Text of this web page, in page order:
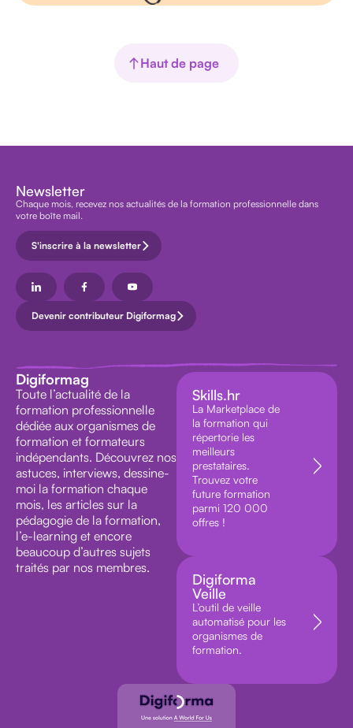
Haut de page
Newsletter
Chaque mois, recevez nos actualités de la formation professionnelle dans
votre boîte mail.
S'inscrire à la newsletter
Devenir contributeur Digiformag
Digiformag
Toute l’actualité de la
formation professionnelle
dédiée aux organismes de
formation et formateurs
indépendants. Découvrez nos
astuces, interviews, dessine-
moi la formation chaque
mois, les articles sur la
pédagogie de la formation,
l’e-learning et encore
beaucoup d’autres sujets
traités par nos membres.
Skills.hr
La Marketplace de
la formation qui
répertorie les
meilleurs
prestataires.
Trouvez votre
future formation
parmi 120 000
offres !
Digiforma
Veille
L’outil de veille
automatisé pour les
organismes de
formation.